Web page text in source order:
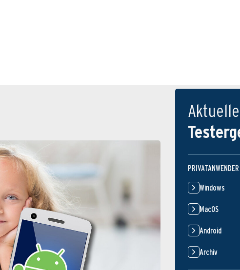
Aktuelle
PRIVATANWENDER
Windows
MacOS
Android
Archiv